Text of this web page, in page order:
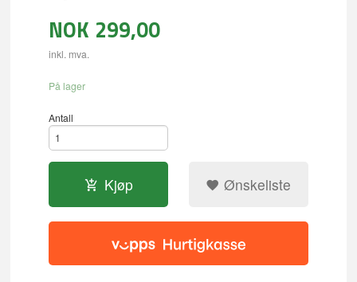
NOK 299,00
inkl. mva.
På lager
Antall
Kjøp Ønskeliste